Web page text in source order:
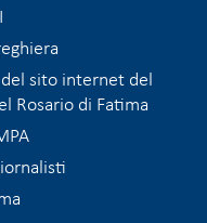
sito internet del
Rosario di Fatima